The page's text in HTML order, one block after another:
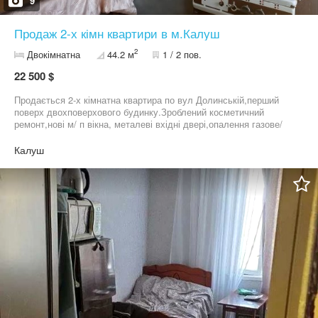
Продаж 2-х кімн квартири в м.Калуш
Двокімнатна 44.2 м2 1 / 2 пов.
22 500 $
Продається 2-х кімнатна квартира по вул Долинській,перший
поверх двохповерхового будинку.Зроблений косметичний
ремонт,нові м/ п вікна, металеві вхідні двері,опалення газове/
меблями на кухні і в залі.Встановлено лічильники
газ,вода,світло,документи в порядку,без боргів по комунальних.
Біля будинку є грядка і господарське приміщення . Цінаа 22500
$. Деталі та огляд зв номером 05******41
Калуш